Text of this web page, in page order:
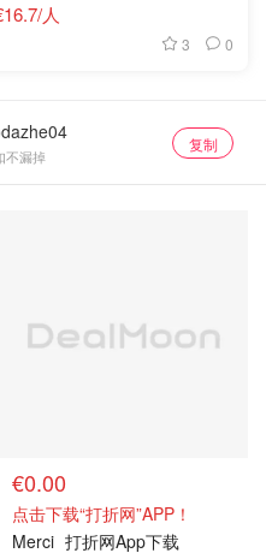
人
3 0
不漏掉
复制
€0.00
点击下载“打折网”APP！
Merci 打折网App下载